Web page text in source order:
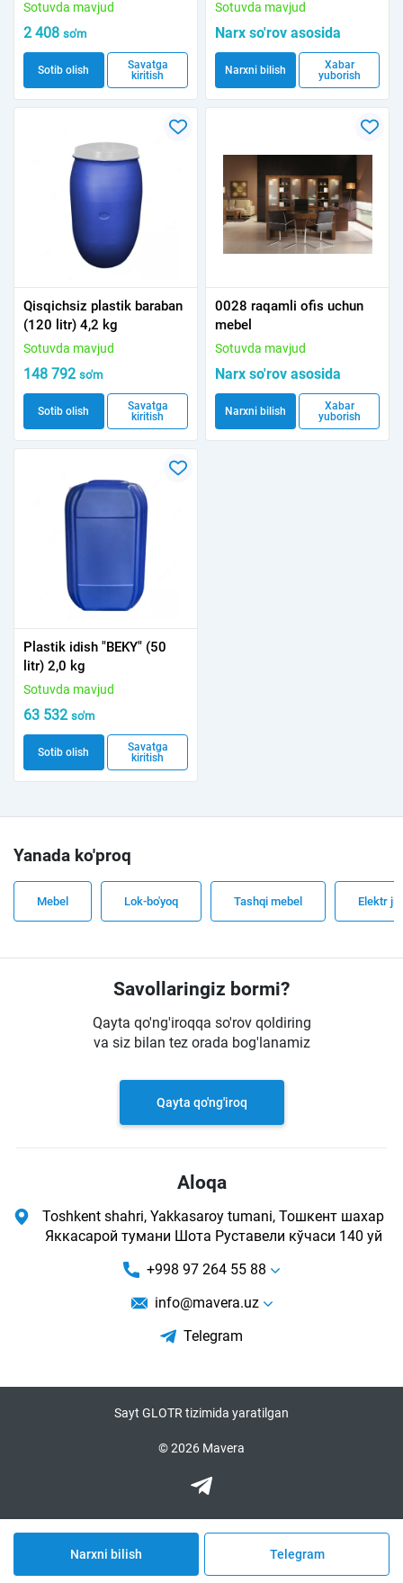
Narxni bilish Telegram
Sotuvda mavjud
2 408 so'm
Sotib olish
Savatga
kiritish
Sotuvda mavjud
Narx so'rov asosida
Narxni bilish
Xabar
yuborish
Qisqichsiz plastik baraban
(120 litr) 4,2 kg
Sotuvda mavjud
148 792 so'm
Sotib olish
Savatga
kiritish
0028 raqamli ofis uchun
mebel
Sotuvda mavjud
Narx so'rov asosida
Narxni bilish
Xabar
yuborish
Plastik idish "BEKY" (50
litr) 2,0 kg
Sotuvda mavjud
63 532 so'm
Sotib olish
Savatga
kiritish
Yanada ko'proq
Mebel Lok-bo'yoq Tashqi mebel Elektr
Savollaringiz bormi?
Qayta qo'ng'iroqqa so'rov qoldiring
va siz bilan tez orada bog'lanamiz
Qayta qo'ng'iroq
Aloqa
Toshkent shahri, Yakkasaroy tumani, Тошкент шахар
Яккасарой тумани Шота Руставели кўчаси 140 уй
+998 97 264 55 88
info@mavera.uz
Telegram
Sayt GLOTR tizimida yaratilgan
© 2026 Mavera